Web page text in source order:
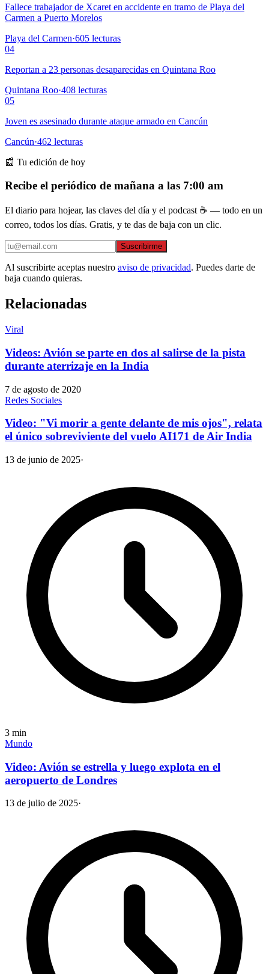
Fallece trabajador de Xcaret en accidente en tramo de Playa del
Carmen a Puerto Morelos
Playa del Carmen·605 lecturas
04
Reportan a 23 personas desaparecidas en Quintana Roo
Quintana Roo·408 lecturas
05
Joven es asesinado durante ataque armado en Cancún
Cancún·462 lecturas
📰 Tu edición de hoy
Recibe el periódico de mañana a las 7:00 am
El diario para hojear, las claves del día y el podcast ☕ — todo en un
correo, todos los días. Gratis, y te das de baja con un clic.
Suscribirme
Al suscribirte aceptas nuestro aviso de privacidad. Puedes darte de
baja cuando quieras.
Relacionadas
Viral
Videos: Avión se parte en dos al salirse de la pista
durante aterrizaje en la India
7 de agosto de 2020
Redes Sociales
Video: "Vi morir a gente delante de mis ojos", relata
el único sobreviviente del vuelo AI171 de Air India
13 de junio de 2025·
3 min
Mundo
Video: Avión se estrella y luego explota en el
aeropuerto de Londres
13 de julio de 2025·